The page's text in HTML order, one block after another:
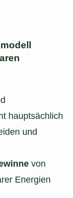
hauptsächlich
und
von
Energien